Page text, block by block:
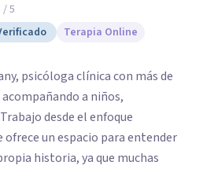
/ 5
Terapia Online
psicóloga clínica con más de
a niños,
desde el enfoque
un espacio para entender
historia, ya que muchas